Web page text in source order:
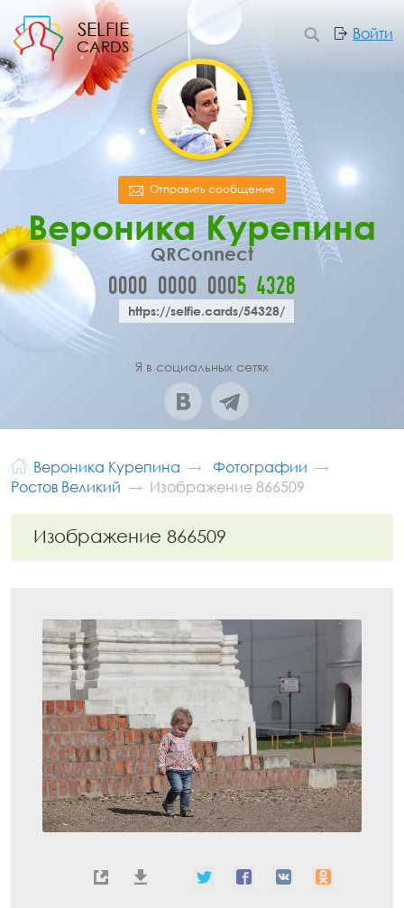
SELFIE
CARDS
Войти
Отправить сообщение
Вероника Курепина
QRConnect
0000 0000 0005 4328
https://selfie.cards/54328/
Я в социальных сетях
Вероника Курепина
Фотографии
Ростов Великий
Изображение 866509
Изображение 866509